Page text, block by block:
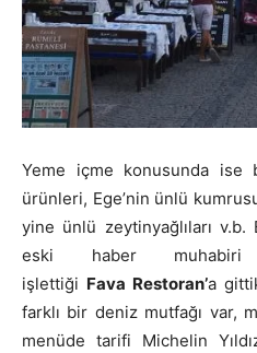
Yeme içme konusunda ise
ürünleri, Ege’nin ünlü
yine ünlü zeytinyağlıları v.b.
eski haber muhabiri
işlettiği Fava Restoran’a
farklı bir deniz mutfağı var,
menüde tarifi Michelin